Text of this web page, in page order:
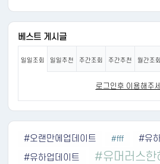
베스트 게시글
일일조회 일일추천 주간조회 주간추천 월간조회
로그인후 이용해주
#오랜만에업데이트 #fff
#유
#유하업데이트
#유머러스한